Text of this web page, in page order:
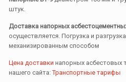
штук.
Доставка напорных
осуществляется. Погрузка и
механизированным способом
Цена доставки напорных асбестовых
нашего сайта:Транспортные тарифы